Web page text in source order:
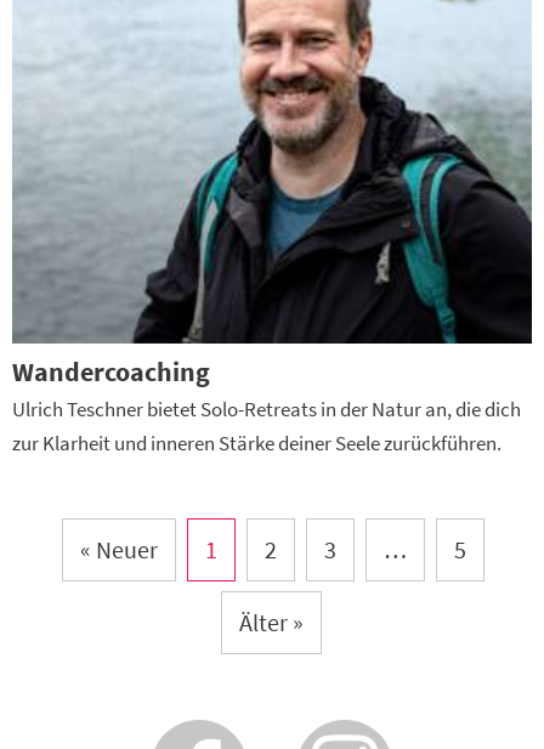
Wandercoaching
Ulrich Teschner bietet Solo-Retreats in der Natur an, die dich
zur Klarheit und inneren Stärke deiner Seele zurückführen.
« Neuer 1 2 3 … 5
Älter »